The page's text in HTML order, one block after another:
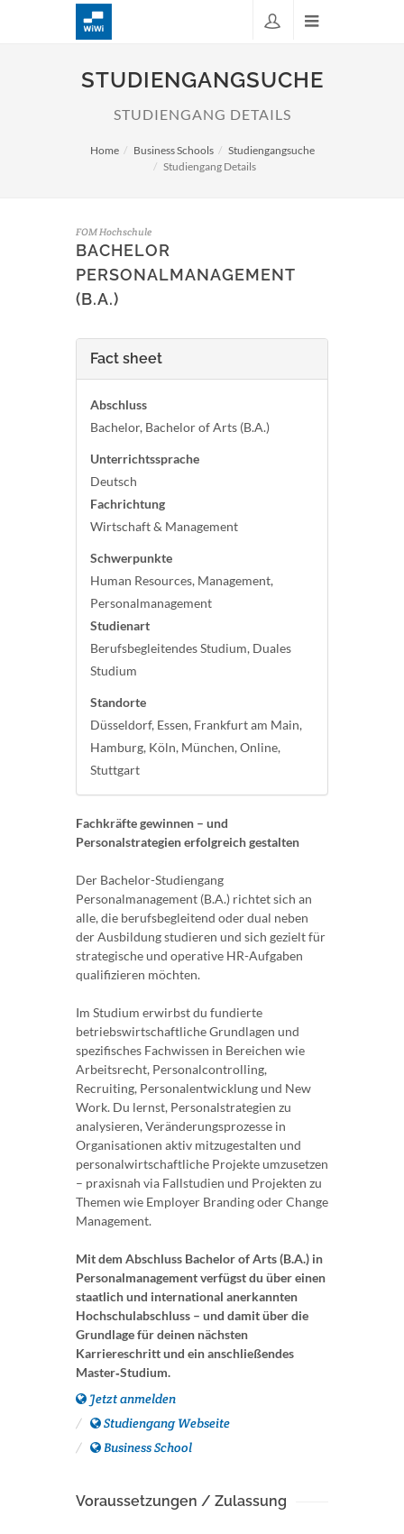
STUDIENGANGSUCHE
STUDIENGANG DETAILS
Home Business Schools
Studiengangsuche
Studiengang Details
FOM Hochschule
BACHELOR
PERSONALMANAGEMENT
(B.A.)
Fact sheet
Abschluss
Bachelor, Bachelor of Arts (B.A.)
Unterrichtssprache
Deutsch
Fachrichtung
Wirtschaft & Management
Schwerpunkte
Human Resources, Management,
Personalmanagement
Studienart
Berufsbegleitendes Studium, Duales
Studium
Standorte
Düsseldorf, Essen, Frankfurt am Main,
Hamburg, Köln, München, Online,
Stuttgart
Fachkräfte gewinnen – und
Personalstrategien erfolgreich gestalten
Der Bachelor-Studiengang
Personalmanagement (B.A.) richtet sich an
alle, die berufsbegleitend oder dual neben
der Ausbildung studieren und sich gezielt für
strategische und operative HR-Aufgaben
qualifizieren möchten.
Im Studium erwirbst du fundierte
betriebswirtschaftliche Grundlagen und
spezifisches Fachwissen in Bereichen wie
Arbeitsrecht, Personalcontrolling,
Recruiting, Personalentwicklung und New
Work. Du lernst, Personalstrategien zu
analysieren, Veränderungsprozesse in
Organisationen aktiv mitzugestalten und
personalwirtschaftliche Projekte umzusetzen
– praxisnah via Fallstudien und Projekten zu
Themen wie Employer Branding oder Change
Management.
Mit dem Abschluss Bachelor of Arts (B.A.) in
Personalmanagement verfügst du über einen
staatlich und international anerkannten
Hochschulabschluss – und damit über die
Grundlage für deinen nächsten
Karriereschritt und ein anschließendes
Master‑Studium.
Jetzt anmelden
Studiengang Webseite
Business School
Voraussetzungen / Zulassung